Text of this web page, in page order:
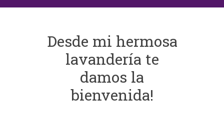
Desde mi hermosa
lavandería te
damos la
bienvenida!